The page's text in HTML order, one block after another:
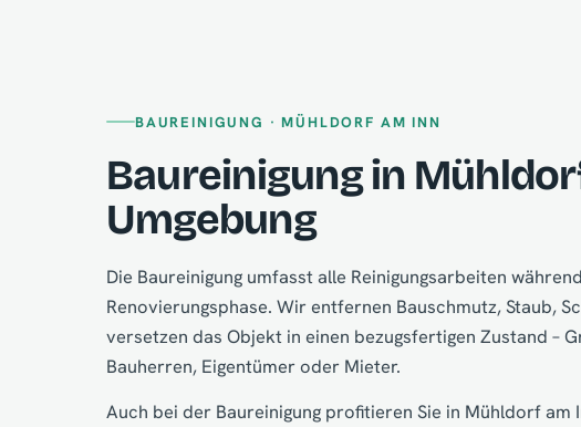
BAUREINIGUNG · MÜHLDORF AM INN
Baureinigung in
Umgebung
Die Baureinigung umfasst alle Reinigungsarbeiten
Renovierungsphase. Wir entfernen Bauschmutz, Staub,
versetzen das Objekt in einen bezugsfertigen Zustand –
Bauherren, Eigentümer oder Mieter.
Auch bei der Baureinigung profitieren Sie in Mühldorf am